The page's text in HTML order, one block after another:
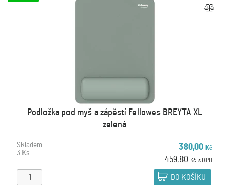
Podložka pod myš a zápěstí Fellowes BREYTA XL
zelená
Skladem
3 Ks
380,00 Kč
459,80 Kč s DPH
DO KOŠÍKU